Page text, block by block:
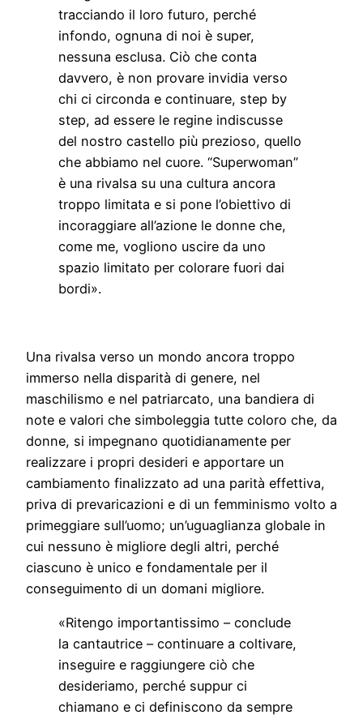
tracciando il loro futuro, perché
infondo, ognuna di noi è super,
nessuna esclusa. Ciò che conta
davvero, è non provare invidia verso
chi ci circonda e continuare, step by
step, ad essere le regine indiscusse
del nostro castello più prezioso, quello
che abbiamo nel cuore. “Superwoman”
è una rivalsa su una cultura ancora
troppo limitata e si pone l’obiettivo di
incoraggiare all’azione le donne che,
come me, vogliono uscire da uno
spazio limitato per colorare fuori dai
bordi».
Una rivalsa verso un mondo ancora troppo
immerso nella disparità di genere, nel
maschilismo e nel patriarcato, una bandiera di
note e valori che simboleggia tutte coloro che, da
donne, si impegnano quotidianamente per
realizzare i propri desideri e apportare un
cambiamento finalizzato ad una parità effettiva,
priva di prevaricazioni e di un femminismo volto a
primeggiare sull’uomo; un’uguaglianza globale in
cui nessuno è migliore degli altri, perché
ciascuno è unico e fondamentale per il
conseguimento di un domani migliore.
«Ritengo importantissimo – conclude
la cantautrice – continuare a coltivare,
inseguire e raggiungere ciò che
desideriamo, perché suppur ci
chiamano e ci definiscono da sempre